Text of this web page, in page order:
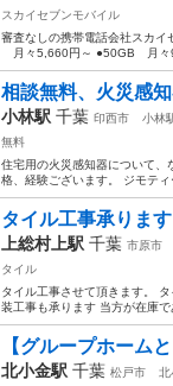
スカイセブンモバイル
審査なしの携帯電話会社スカ
月々5,660円～ ●50GB 月々
相談無料、火災感
小林駅 千葉 印西市 小林
無料
住宅用の火災感知器について、
格、経験ございます。 ジモテ
タイル工事承ります
上総村上駅 千葉 市原市
タイル
タイル工事させて頂きます。
装工事も承ります 当方が在庫
【グループホーム
北小金駅 千葉 松戸市 北